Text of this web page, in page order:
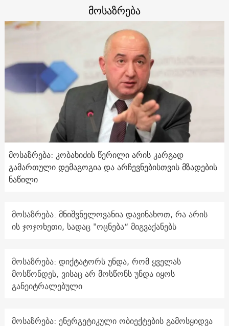
მოსაზრება
მოსაზრება: კობახიძის წერილი არის კარგად
გამართული დემაგოგია და არჩევნებისთვის მზადების
ნაწილი
მოსაზრება: მნიშვნელოვანია დავინახოთ, რა არის
ის ჯოჯოხეთი, სადაც "ოცნება“ მიგვაქანებს
მოსაზრება: დიქტატორს უნდა, რომ ყველას
მოსწონდეს, ვისაც არ მოსწონს უნდა იყოს
განეიტრალებული
მოსაზრება: ენერგეტიკული ობიექტების გამოსყიდვა